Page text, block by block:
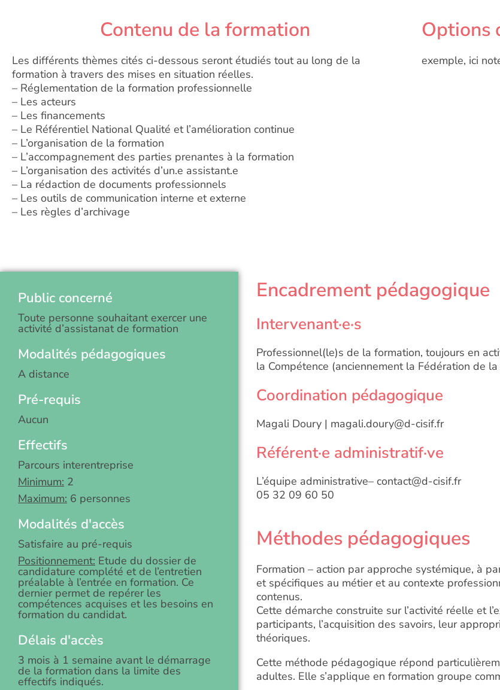
Contenu de la formation
Les différents thèmes cités ci-dessous seront étudiés tout au long de la
formation à travers des mises en situation réelles.
– Réglementation de la formation professionnelle
– Les acteurs
– Les financements
– Le Référentiel National Qualité et l’amélioration continue
– L’organisation de la formation
– L’accompagnement des parties prenantes à la formation
– L’organisation des activités d’un.e assistant.e
– La rédaction de documents professionnels
– Les outils de communication interne et externe
– Les règles d’archivage
Options
exemple, ici
Public concerné
Toute personne souhaitant exercer une
activité d’assistanat de formation
Modalités pédagogiques
A distance
Pré-requis
Aucun
Effectifs
Parcours interentreprise
Minimum: 2
Maximum: 6 personnes
Modalités d'accès
Satisfaire au pré-requis
Positionnement: Etude du dossier de
candidature complété et de l’entretien
préalable à l’entrée en formation. Ce
dernier permet de repérer les
compétences acquises et les besoins en
formation du candidat.
Délais d'accès
3 mois à 1 semaine avant le démarrage
de la formation dans la limite des
effectifs indiqués.
Encadrement pédagogique
Intervenant·e·s
Professionnel(le)s de la formation, toujours en
la Compétence (anciennement la Fédération de
Coordination pédagogique
Magali Doury | magali.doury@d-cisif.fr
Référent·e administratif·ve
L’équipe administrative– contact@d-cisif.fr
05 32 09 60 50
Méthodes pédagogiques
Formation – action par approche systémique, à
et spécifiques au métier et au contexte
contenus.
Cette démarche construite sur l’activité réelle et
participants, l’acquisition des savoirs, leur
théoriques.
Cette méthode pédagogique répond
adultes. Elle s’applique en formation groupe